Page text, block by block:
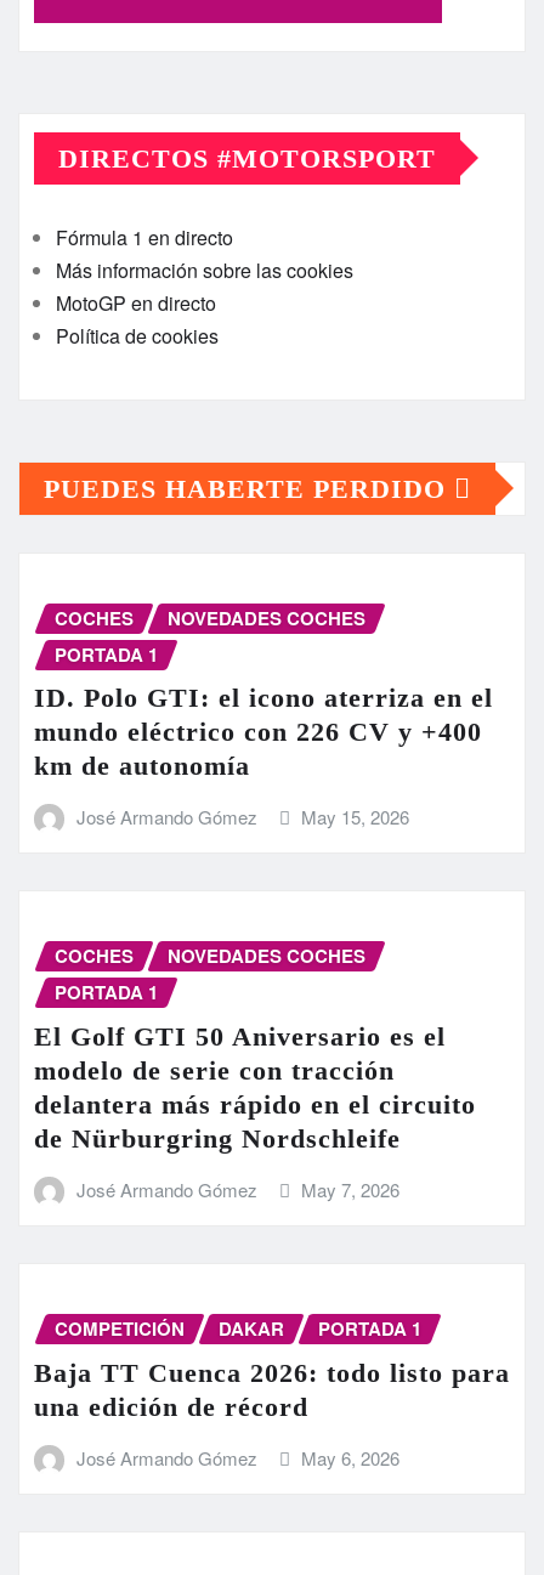
DIRECTOS #MOTORSPORT
Fórmula 1 en directo
Más información sobre las cookies
MotoGP en directo
Política de cookies
PUEDES HABERTE PERDIDO
COCHES
NOVEDADES COCHES
PORTADA 1
ID. Polo GTI: el icono aterriza en el
mundo eléctrico con 226 CV y +400
km de autonomía
José Armando Gómez May 15, 2026
COCHES
NOVEDADES COCHES
PORTADA 1
El Golf GTI 50 Aniversario es el
modelo de serie con tracción
delantera más rápido en el circuito
de Nürburgring Nordschleife
José Armando Gómez May 7, 2026
COMPETICIÓN DAKAR PORTADA 1
Baja TT Cuenca 2026: todo listo para
una edición de récord
José Armando Gómez May 6, 2026